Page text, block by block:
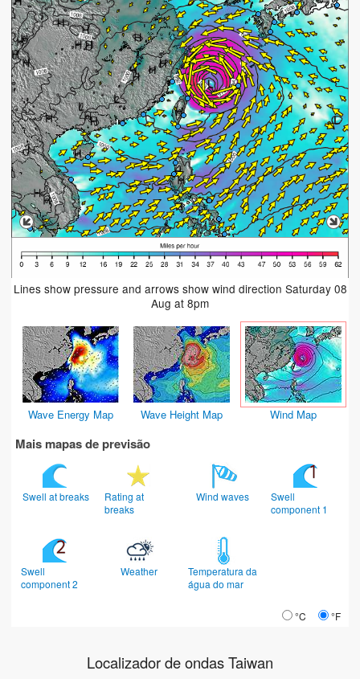
Lines show pressure and arrows show wind direction Saturday 08
Aug at 8pm
Wave Energy Map Wave Height Map Wind Map
Mais mapas de previsão
Swell at breaks
Rating at
breaks
Wind waves
Swell
component 1
Swell
component 2
Weather
Temperatura da
água do mar
°C °F
Localizador de ondas Taiwan